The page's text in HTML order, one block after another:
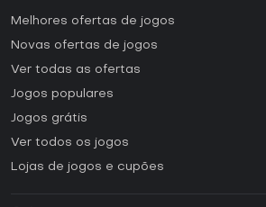
Melhores ofertas de jogos
Novas ofertas de jogos
Ver todas as ofertas
Jogos populares
Jogos grátis
Ver todos os jogos
Lojas de jogos e cupões